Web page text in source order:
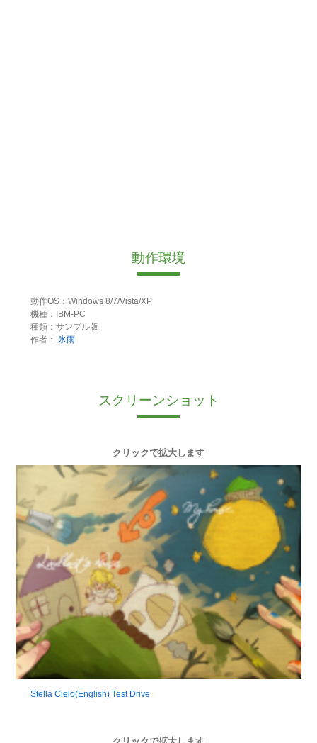
動作環境
動作OS：Windows 8/7/Vista/XP
機種：IBM-PC
種類：サンプル版
作者： 氷雨
スクリーンショット
クリックで拡大します
Stella Cielo(English) Test Drive